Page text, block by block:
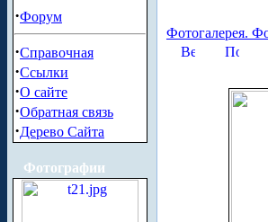
·Форум
·Справочная
·Ссылки
·О сайте
·Обратная связь
·Дерево Сайта
Фотографии
Фотогалерея.